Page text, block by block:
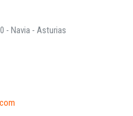
- Navia - Asturias